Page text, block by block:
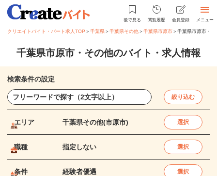
後で見る 閲覧履歴 会員登録 メニュー
クリエイトバイト・パート求人TOP ＞千葉県＞千葉県その他＞千葉県市原市＞千葉県市原市・
千葉県市原市・その他のバイト・求人情報
検索条件の設定
絞り込む
エリア 千葉県その他(市原市) 選択
職種 指定しない 選択
条件 経験者優遇 選択